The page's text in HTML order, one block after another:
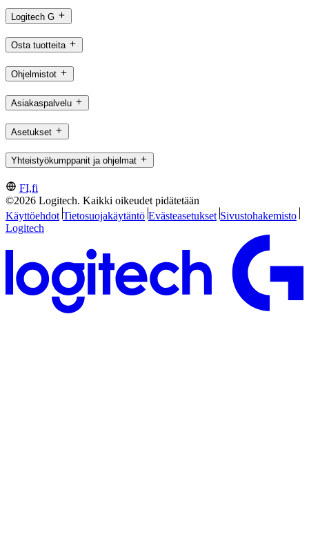
Logitech G
Osta tuotteita
Ohjelmistot
Asiakaspalvelu
Asetukset
Yhteistyökumppanit ja ohjelmat
FI,fi
©2026 Logitech. Kaikki oikeudet pidätetään
Käyttöehdot Tietosuojakäytäntö Evästeasetukset Sivustohakemisto
Logitech